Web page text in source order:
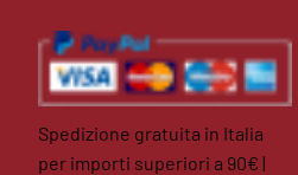
Spedizione gratuita in Italia
per importi superiori a 90€ |